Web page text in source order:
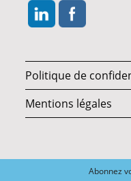
Politique de
Mentions légales
Abonnez